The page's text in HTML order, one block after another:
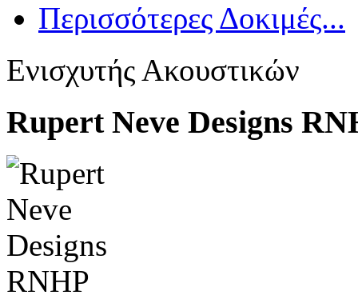
Περισσότερες Δοκιμές...
Ενισχυτής Ακουστικών
Rupert Neve Designs